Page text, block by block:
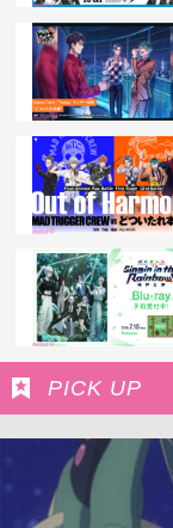
PICK UP